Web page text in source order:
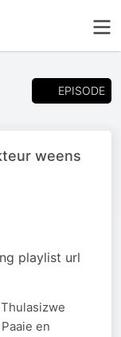
EPISODE
weens
playlist url
en